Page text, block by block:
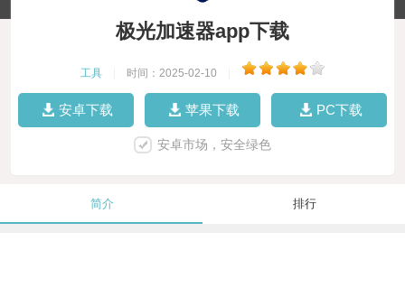
极光加速器app下载
工具 时间：2025-02-10
安卓下载 苹果下载 PC下载
安卓市场，安全绿色
简介 排行